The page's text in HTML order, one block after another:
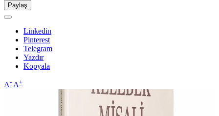
Paylaş
Linkedin
Pinterest
Telegram
Yazdır
Kopyala
A- A+